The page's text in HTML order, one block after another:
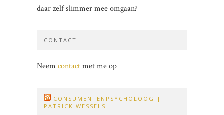
daar zelf slimmer mee omgaan?
CONTACT
Neem contactmet me op
CONSUMENTENPSYCHOLOOG |
PATRICK WESSELS